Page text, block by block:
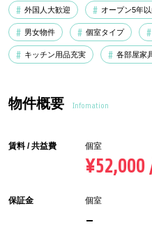
外国人大歓迎 オープン5年以
男女物件 個室タイプ
キッチン用品充実 各部屋家
物件概要 Infomation
賃料 / 共益費 個室
¥52,000
保証金 個室
-